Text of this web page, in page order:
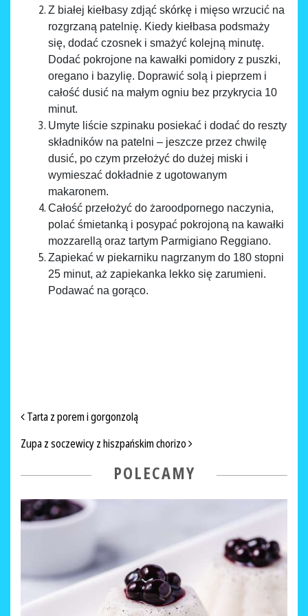
Z białej kiełbasy zdjąć skórkę i mięso wrzucić na
rozgrzaną patelnię. Kiedy kiełbasa podsmaży
się, dodać czosnek i smażyć kolejną minutę.
Dodać pokrojone na kawałki pomidory z puszki,
oregano i bazylię. Doprawić solą i pieprzem i
całość dusić na małym ogniu bez przykrycia 10
minut.
Umyte liście szpinaku posiekać i dodać do reszty
składników na patelni – jeszcze przez chwilę
dusić, po czym przełożyć do dużej miski i
wymieszać dokładnie z ugotowanym
makaronem.
Całość przełożyć do żaroodpornego naczynia,
polać śmietanką i posypać pokrojoną na kawałki
mozzarellą oraz tartym Parmigiano Reggiano.
Zapiekać w piekarniku nagrzanym do 180 stopni
25 minut, aż zapiekanka lekko się zarumieni.
Podawać na gorąco.
NAWIGACJA PO ARTYKUŁACH
Tarta z porem i gorgonzolą
Zupa z soczewicy z hiszpańskim chorizo
POLECAMY